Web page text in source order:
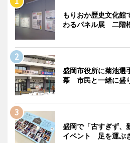
もりおか歴史文化館
わるパネル展 二階
盛岡市役所に菊池選
幕 市民と一緒に盛
盛岡で「古すぎず、
イベント 足を運ぶ